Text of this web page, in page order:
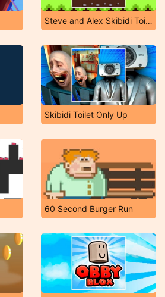
Steve and Alex Skibidi Toilet
Skibidi Toilet Only Up
60 Second Burger Run